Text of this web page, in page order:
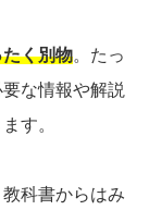
く別物。たっ
な情報や解説
す。
科書からはみ